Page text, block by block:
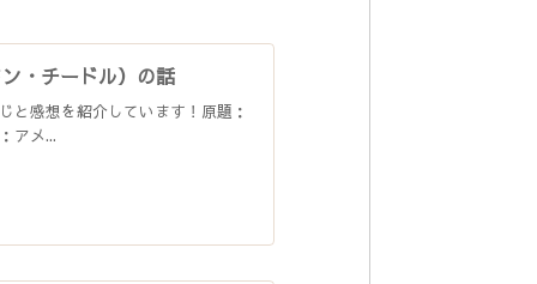
・チードル）の話
と感想を紹介しています！原題：
アメ...